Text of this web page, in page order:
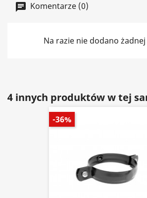
Komentarze (0)
Na razie nie dodano
4 innych produktów w tej
-36%